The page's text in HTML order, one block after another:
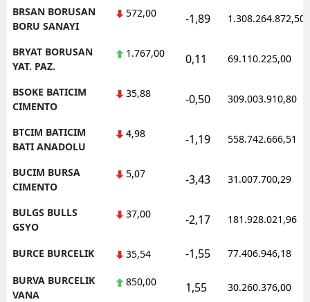
BRSAN BORUSAN
BORU SANAYI
572,00 -1,89 1.308.264.872,50
BRYAT BORUSAN
YAT. PAZ.
1.767,00 0,11 69.110.225,00
BSOKE BATICIM
CIMENTO
35,88 -0,50 309.003.910,80
BTCIM BATICIM
BATI ANADOLU
4,98 -1,19 558.742.666,51
BUCIM BURSA
CIMENTO
5,07 -3,43 31.007.700,29
BULGS BULLS
GSYO
37,00 -2,17 181.928.021,96
BURCE BURCELIK 35,54 -1,55 77.406.946,18
BURVA BURCELIK
VANA
850,00 1,55 30.260.376,00